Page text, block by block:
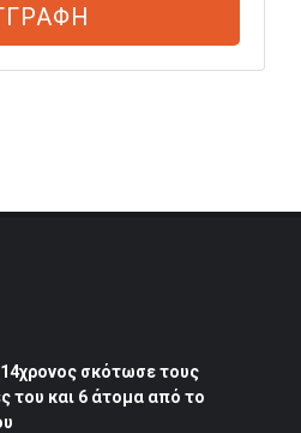
σκότωσε τους
του και 6 άτομα από το